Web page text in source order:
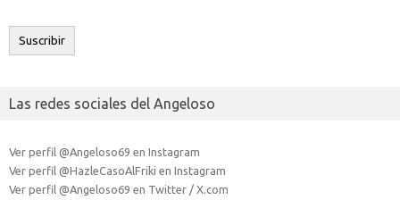
electrónico
Suscribir
Las redes sociales del Angeloso
Ver perfil @Angeloso69 en Instagram
Ver perfil @HazleCasoAlFriki en Instagram
Ver perfil @Angeloso69 en Twitter / X.com